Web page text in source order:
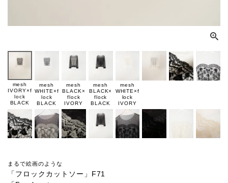
mesh
IVORY×f
lock
BLACK
mesh
WHITE×f
lock
BLACK
mesh
BLACK×
flock
IVORY
mesh
BLACK×
flock
BLACK
mesh
WHITE×f
lock
IVORY
まるで絵画のような
「フロックカットソー」F71